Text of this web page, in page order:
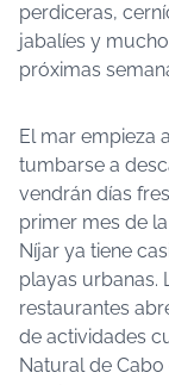
perdiceras,
jabalíes y
próximas
El mar empieza
tumbarse a
vendrán días
primer mes de
Níjar ya tiene
playas urbanas.
restaurantes
de actividades
Natural de Cabo